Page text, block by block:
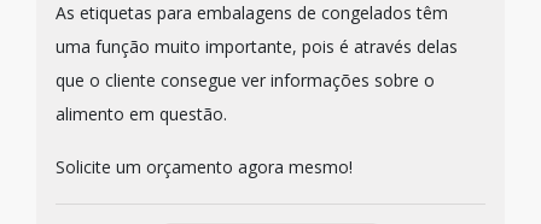
As etiquetas para embalagens de congelados têm
uma função muito importante, pois é através delas
que o cliente consegue ver informações sobre o
alimento em questão.
Solicite um orçamento agora mesmo!